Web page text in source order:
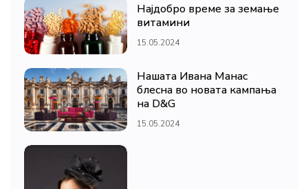
Најдобро време за земање
витамини
15.05.2024
Нашата Ивана Манас
блесна во новата кампања
на D&G
15.05.2024